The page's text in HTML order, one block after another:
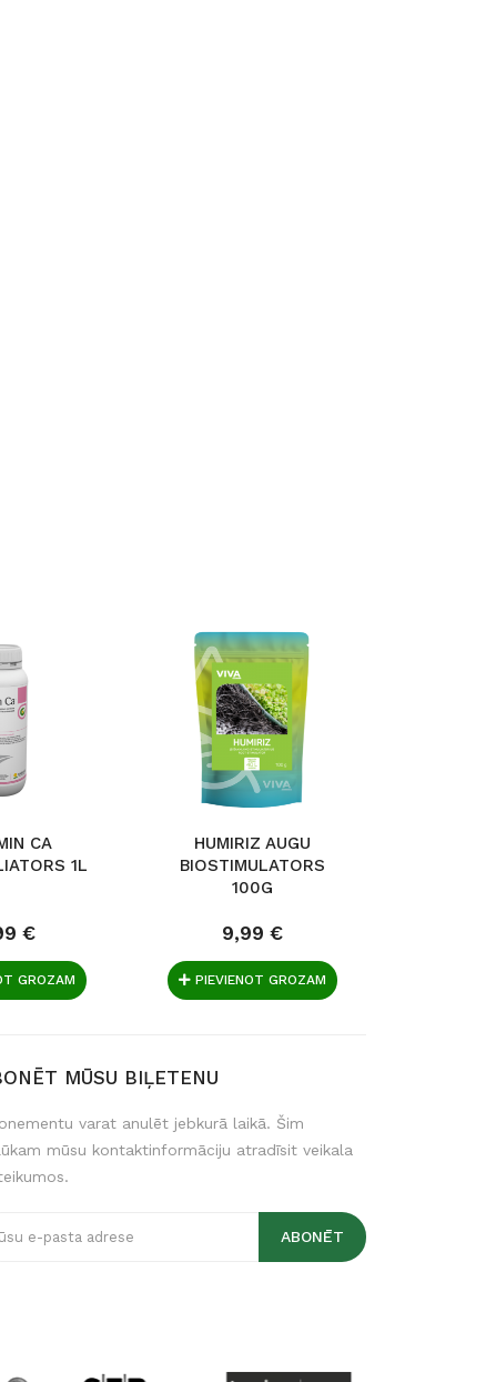
CA
1L
€
GROZAM
HUMIRIZ AUGU
BIOSTIMULATORS
100G
9,99 €
PIEVIENOT GROZAM
MŪSU BIĻETENU
varat anulēt jebkurā laikā. Šim
mūsu kontaktinformāciju atradīsit veikala